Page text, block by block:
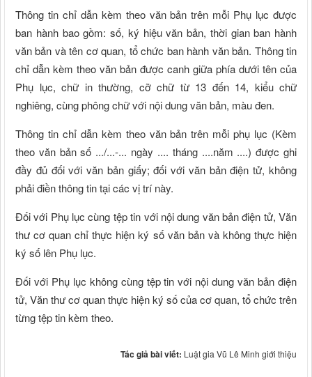
Thông tin chỉ dẫn kèm theo văn bản trên mỗi Phụ lục được
ban hành bao gồm: số, ký hiệu văn bản, thời gian ban hành
văn bản và tên cơ quan, tổ chức ban hành văn bản. Thông tin
chỉ dẫn kèm theo văn bản được canh giữa phía dưới tên của
Phụ lục, chữ in thường, cỡ chữ từ 13 đến 14, kiểu chữ
nghiêng, cùng phông chữ với nội dung văn bản, màu đen.
Thông tin chỉ dẫn kèm theo văn bản trên mỗi phụ lục (Kèm
theo văn bản số .../...-... ngày .... tháng ....năm ....) được ghi
đầy đủ đối với văn bản giấy; đối với văn bản điện tử, không
phải điền thông tin tại các vị trí này.
Đối với Phụ lục cùng tệp tin với nội dung văn bản điện tử, Văn
thư cơ quan chỉ thực hiện ký số văn bản và không thực hiện
ký số lên Phụ lục.
Đối với Phụ lục không cùng tệp tin với nội dung văn bản điện
tử, Văn thư cơ quan thực hiện ký số của cơ quan, tổ chức trên
từng tệp tin kèm theo.
Tác giả bài viết: Luật gia Vũ Lê Minh giới thiệu